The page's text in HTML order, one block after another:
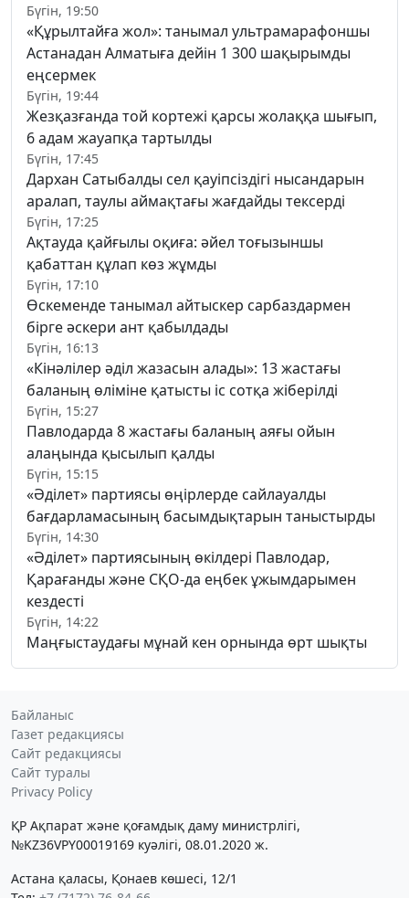
Бүгін, 19:50
«Құрылтайға жол»: танымал ультрамарафоншы
Астанадан Алматыға дейін 1 300 шақырымды
еңсермек
Бүгін, 19:44
Жезқазғанда той кортежі қарсы жолаққа шығып,
6 адам жауапқа тартылды
Бүгін, 17:45
Дархан Сатыбалды сел қауіпсіздігі нысандарын
аралап, таулы аймақтағы жағдайды тексерді
Бүгін, 17:25
Ақтауда қайғылы оқиға: әйел тоғызыншы
қабаттан құлап көз жұмды
Бүгін, 17:10
Өскеменде танымал айтыскер сарбаздармен
бірге әскери ант қабылдады
Бүгін, 16:13
«Кінәлілер әділ жазасын алады»: 13 жастағы
баланың өліміне қатысты іс сотқа жіберілді
Бүгін, 15:27
Павлодарда 8 жастағы баланың аяғы ойын
алаңында қысылып қалды
Бүгін, 15:15
«Әділет» партиясы өңірлерде сайлауалды
бағдарламасының басымдықтарын таныстырды
Бүгін, 14:30
«Әділет» партиясының өкілдері Павлодар,
Қарағанды және СҚО-да еңбек ұжымдарымен
кездесті
Бүгін, 14:22
Маңғыстаудағы мұнай кен орнында өрт шықты
Байланыс
Газет редакциясы
Сайт редакциясы
Сайт туралы
Privacy Policy
ҚР Ақпарат және қоғамдық даму министрлігі,
№KZ36VPY00019169 куәлігі, 08.01.2020 ж.
Астана қаласы, Қонаев көшесі, 12/1